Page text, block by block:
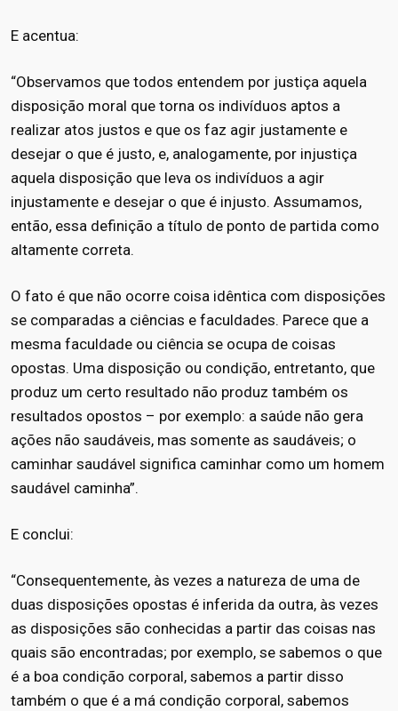
E acentua:
“Observamos que todos entendem por justiça aquela
disposição moral que torna os indivíduos aptos a
realizar atos justos e que os faz agir justamente e
desejar o que é justo, e, analogamente, por injustiça
aquela disposição que leva os indivíduos a agir
injustamente e desejar o que é injusto. Assumamos,
então, essa definição a título de ponto de partida como
altamente correta.
O fato é que não ocorre coisa idêntica com disposições
se comparadas a ciências e faculdades. Parece que a
mesma faculdade ou ciência se ocupa de coisas
opostas. Uma disposição ou condição, entretanto, que
produz um certo resultado não produz também os
resultados opostos – por exemplo: a saúde não gera
ações não saudáveis, mas somente as saudáveis; o
caminhar saudável significa caminhar como um homem
saudável caminha”.
E conclui:
“Consequentemente, às vezes a natureza de uma de
duas disposições opostas é inferida da outra, às vezes
as disposições são conhecidas a partir das coisas nas
quais são encontradas; por exemplo, se sabemos o que
é a boa condição corporal, sabemos a partir disso
também o que é a má condição corporal, sabemos